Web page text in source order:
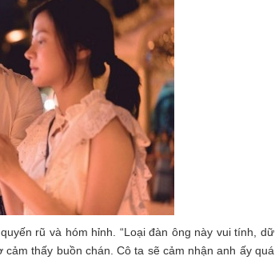
rũ và hóm hỉnh. “Loại đàn ông này vui tính, dữ
thấy buồn chán. Cô ta sẽ cảm nhận anh ấy quá